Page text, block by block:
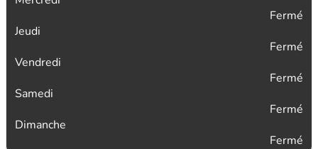
Fermé
Jeudi
Fermé
Vendredi
Fermé
Samedi
Fermé
Dimanche
Fermé